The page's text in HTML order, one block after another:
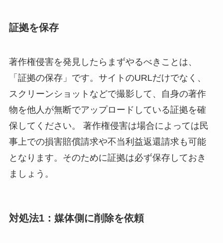
証拠を保存
著作権侵害を発見したらまずやるべきことは、
「証拠の保存」 です。サイトのURLだけでなく、
スクリーンショットなどで撮影して、自身の著作
物を他人が無断でアップロードしている証拠を確
保してください。 著作権侵害は場合によっては民
事上での損害賠償請求や不当利益返還請求も可能
となります。そのために証拠は必ず保存しておき
ましょう。
対処法1：媒体側に削除を依頼